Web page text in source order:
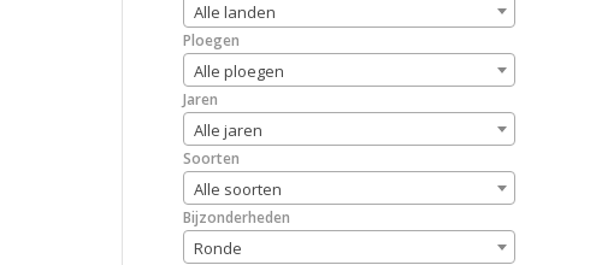
Alle landen
Ploegen
Alle ploegen
Jaren
Alle jaren
Soorten
Alle soorten
Bijzonderheden
Ronde